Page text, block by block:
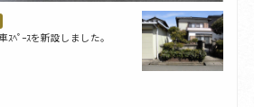
ﾍﾟｰｽを新設しました。